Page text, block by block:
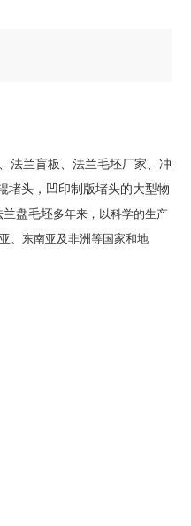
法兰盲板、法兰毛坯厂家、冲
堵头，凹印制版堵头的大型物
兰盘毛坯多年来，以科学的生产
、东南亚及非洲等国家和地